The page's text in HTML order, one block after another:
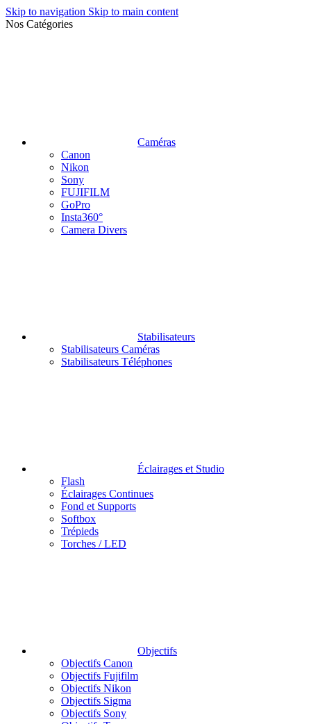
Skip to navigation Skip to main content
Nos Catégories
Caméras
Canon
Nikon
Sony
FUJIFILM
GoPro
Insta360°
Camera Divers
Stabilisateurs
Stabilisateurs Caméras
Stabilisateurs Téléphones
Éclairages et Studio
Flash
Éclairages Continues
Fond et Supports
Softbox
Trépieds
Torches / LED
Objectifs
Objectifs Canon
Objectifs Fujifilm
Objectifs Nikon
Objectifs Sigma
Objectifs Sony